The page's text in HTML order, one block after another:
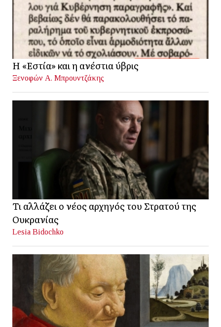
Η «Εστία» και η ανέστια ύβρις
Ξενοφών Α. Μπρουντζάκης
Τι αλλάζει ο νέος αρχηγός του Στρατού της
Ουκρανίας
Lesia Bidochko